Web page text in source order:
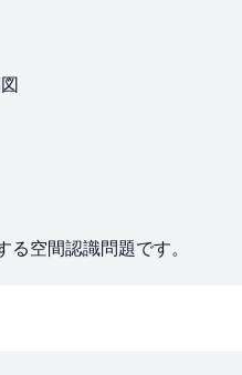
空間認識問題です。